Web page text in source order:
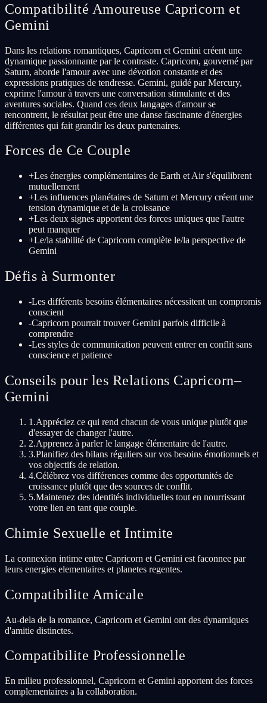
Compatibilité Amoureuse Capricorn et
Gemini
Dans les relations romantiques, Capricorn et Gemini créent une
dynamique passionnante par le contraste. Capricorn, gouverné par
Saturn, aborde l'amour avec une dévotion constante et des
expressions pratiques de tendresse. Gemini, guidé par Mercury,
exprime l'amour à travers une conversation stimulante et des
aventures sociales. Quand ces deux langages d'amour se
rencontrent, le résultat peut être une danse fascinante d'énergies
différentes qui fait grandir les deux partenaires.
Forces de Ce Couple
+Les énergies complémentaires de Earth et Air s'équilibrent
mutuellement
+Les influences planétaires de Saturn et Mercury créent une
tension dynamique et de la croissance
+Les deux signes apportent des forces uniques que l'autre
peut manquer
+Le/la stabilité de Capricorn complète le/la perspective de
Gemini
Défis à Surmonter
-Les différents besoins élémentaires nécessitent un compromis
conscient
-Capricorn pourrait trouver Gemini parfois difficile à
comprendre
-Les styles de communication peuvent entrer en conflit sans
conscience et patience
Conseils pour les Relations Capricorn–
Gemini
1 .Appréciez ce qui rend chacun de vous unique plutôt que
d'essayer de changer l'autre.
2.Apprenez à parler le langage élémentaire de l'autre.
3.Planifiez des bilans réguliers sur vos besoins émotionnels et
vos objectifs de relation.
4.Célébrez vos différences comme des opportunités de
croissance plutôt que des sources de conflit.
5.Maintenez des identités individuelles tout en nourrissant
votre lien en tant que couple.
Chimie Sexuelle et Intimite
La connexion intime entre Capricorn et Gemini est faconnee par
leurs energies elementaires et planetes regentes.
Compatibilite Amicale
Au-dela de la romance, Capricorn et Gemini ont des dynamiques
d'amitie distinctes.
Compatibilite Professionnelle
En milieu professionnel, Capricorn et Gemini apportent des forces
complementaires a la collaboration.